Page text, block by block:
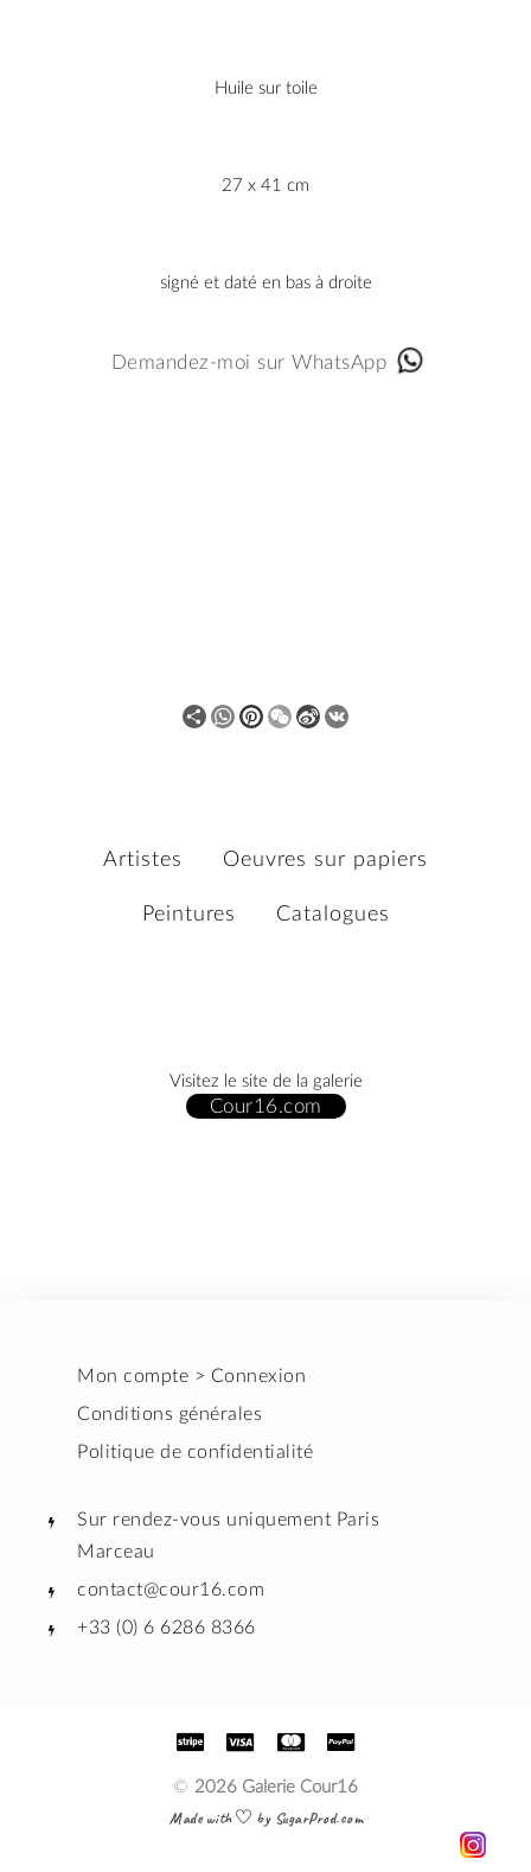
Huile sur toile
27 x 41 cm
signé et daté en bas à droite
Demandez-moi sur WhatsApp
ShareWhatsApp
Pinterest
WeChat
Sina
Weibo
Artistes Oeuvres sur papiers
Peintures Catalogues
Visitez le site de la galerie
Cour16.com
Mon compte > Connexion
Conditions générales
Politique de confidentialité
Sur rendez-vous uniquement Paris
Marceau
contact@cour16.com
+33 (0) 6 6286 8366
© 2026 Galerie Cour16
Made with by SugarProd.com